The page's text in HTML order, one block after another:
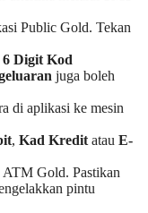
Public Gold. Tekan
6 Digit Kod
juga boleh
di aplikasi ke mesin
, Kad Kredit atau E-
Gold. Pastikan
pintu